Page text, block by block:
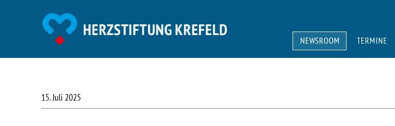
NEWSROOM TERMINE
15. Juli 2025